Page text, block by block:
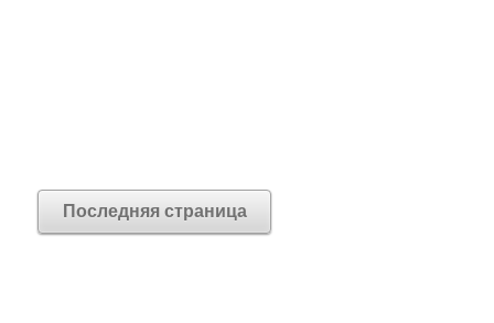
Последняя страница